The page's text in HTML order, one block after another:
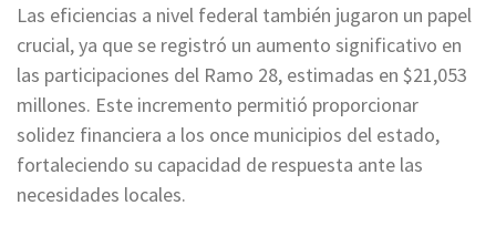
Las eficiencias a nivel federal también jugaron un papel
crucial, ya que se registró un aumento significativo en
las participaciones del Ramo 28, estimadas en $21,053
millones. Este incremento permitió proporcionar
solidez financiera a los once municipios del estado,
fortaleciendo su capacidad de respuesta ante las
necesidades locales.